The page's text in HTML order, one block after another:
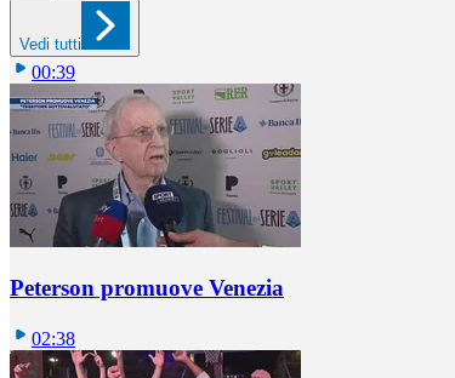
Vedi tutti
00:39
Peterson promuove Venezia
02:38